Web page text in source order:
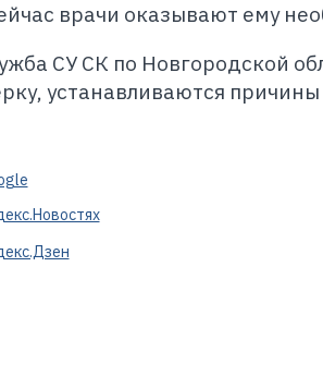
врачи оказывают ему
СУ СК по Новгородской
устанавливаются